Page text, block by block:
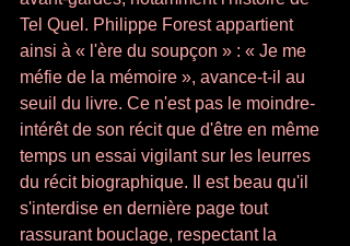
Tel Quel. Philippe Forest ap­partient
ainsi à « l'ère du soupçon » : « Je me
méfie de la mémoire », avance-t-il au
seuil du livre. Ce n'est pas le moindre-
intérêt de son récit que d'être en même
temps un essai vigilant sur les leurres
du récit bio­graphique. Il est beau qu'il
s'interdise en dernière page tout
rassurant bouclage, respectant la